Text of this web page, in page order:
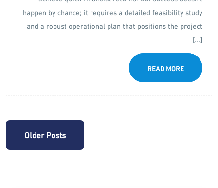
happen by chance; it requires a detailed feasibility study
and a robust operational plan that positions the project
[...]
READ MORE
Older Posts